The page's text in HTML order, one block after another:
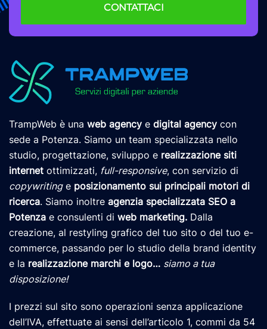
CONTATTACI
TrampWeb è una web agency e digital agency con
sede a Potenza. Siamo un team specializzata nello
studio, progettazione, sviluppo e realizzazione siti
internet ottimizzati, full-responsive, con servizio di
copywritinge posizionamento sui principali motori di
ricerca. Siamo inoltre agenzia specializzata SEO a
Potenza e consulenti di web marketing. Dalla
creazione, al restyling grafico del tuo sito o del tuo e-
commerce, passando per lo studio della brand identity
e la realizzazione marchi e logo… siamo a tua
disposizione!
I prezzi sul sito sono operazioni senza applicazione
dell’IVA, effettuate ai sensi dell’articolo 1, commi da 54